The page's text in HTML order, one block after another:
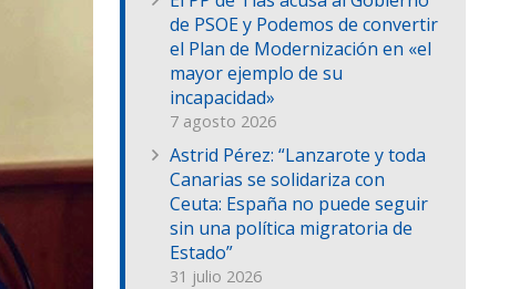
de PSOE y Podemos de convertir
el Plan de Modernización en «el
mayor ejemplo de su
incapacidad»
7 agosto 2026
Astrid Pérez: “Lanzarote y toda
Canarias se solidariza con
Ceuta: España no puede seguir
sin una política migratoria de
Estado”
31 julio 2026